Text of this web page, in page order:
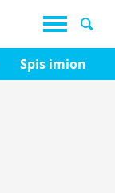
Spis imion